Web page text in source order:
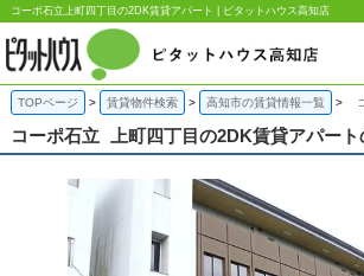
コーポ石立上町四丁目の2DK賃貸アパート | ピタットハウス高知店
TOPページ 賃貸物件検索 高知市の賃貸情報一覧
コーポ石立 上町四丁目の2DK賃貸アパー